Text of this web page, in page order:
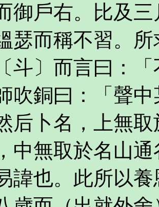
御戶右。比及
瑟而稱不習。
斗〕而言曰：
吹銅曰：「聲
后卜名，上無
中無取於名山
諱也。此所以